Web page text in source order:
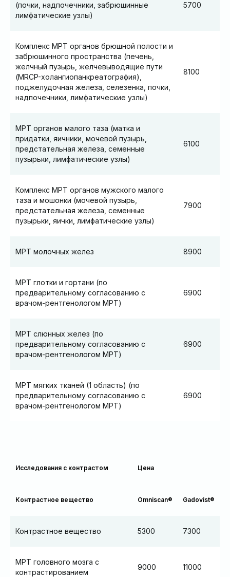
(почки, надпочечники, забрюшинные
лимфатические узлы)
5700
Комплекс МРТ органов брюшной полости и
забрюшинного пространства (печень,
желчный пузырь, желчевыводящие пути
(MRCP-холангиопанкреатография),
поджелудочная железа, селезенка, почки,
надпочечники, лимфатические узлы)
8100
МРТ органов малого таза (матка и
придатки, яичники, мочевой пузырь,
предстательная железа, семенные
пузырьки, лимфатические узлы)
6100
Комплекс МРТ органов мужского малого
таза и мошонки (мочевой пузырь,
предстательная железа, семенные
пузырьки, яички, лимфатические узлы)
7900
МРТ молочных желез 8900
МРТ глотки и гортани (по
предварительному согласованию с
врачом-рентгенологом МРТ)
6900
МРТ слюнных желез (по
предварительному согласованию с
врачом-рентгенологом МРТ)
6900
МРТ мягких тканей (1 область) (по
предварительному согласованию с
врачом-рентгенологом МРТ)
6900
Исследования с контрастом Цена
Контрастное вещество Omniscan® Gadovist®
Контрастное вещество 5300 7300
МРТ головного мозга с
контрастированием
9000 11000